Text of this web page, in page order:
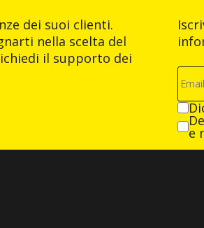
dei suoi clienti.
nella scelta del
il supporto dei
e